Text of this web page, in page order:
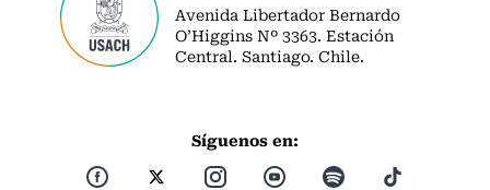
Avenida Libertador Bernardo
O’Higgins Nº 3363. Estación
Central. Santiago. Chile.
Síguenos en: